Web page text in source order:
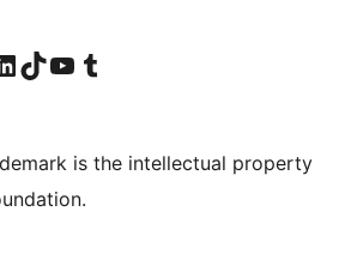
bezoeken
Instagram account
ons LinkedIn account
Bezoek ons TikTok account
Bezoek ons YouTube kanaalBezoek ons Tumblr account
is the intellectual property